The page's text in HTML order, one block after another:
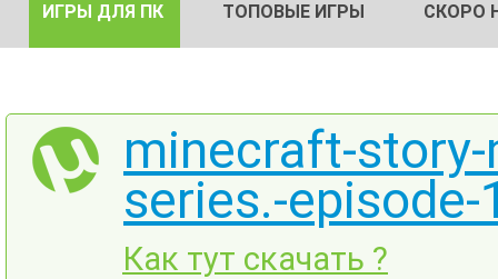
ИГРЫ ДЛЯ ПК ТОПОВЫЕ ИГРЫ СКОРО
minecraft-
series.-
Как тут скачать ?